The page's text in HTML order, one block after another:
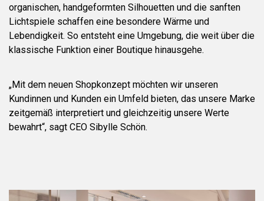
organischen, handgeformten Silhouetten und die sanften
Lichtspiele schaffen eine besondere Wärme und
Lebendigkeit. So entsteht eine Umgebung, die weit über die
klassische Funktion einer Boutique hinausgehe.
„Mit dem neuen Shopkonzept möchten wir unseren
Kundinnen und Kunden ein Umfeld bieten, das unsere Marke
zeitgemäß interpretiert und gleichzeitig unsere Werte
bewahrt“, sagt CEO Sibylle Schön.